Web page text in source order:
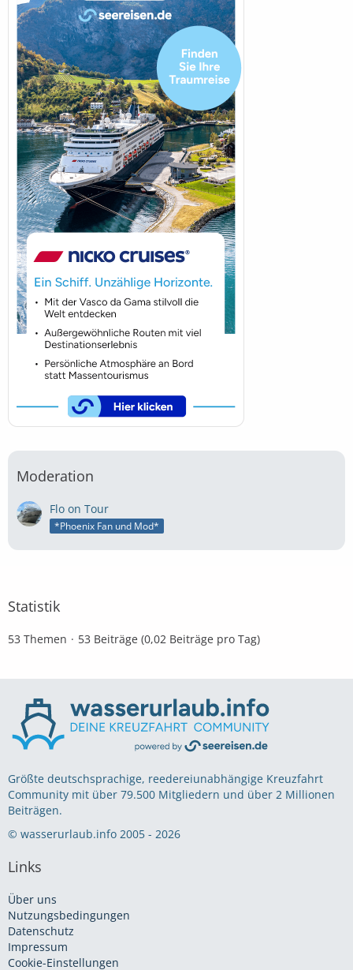
Moderation
Flo on Tour
*Phoenix Fan und Mod*
Statistik
53 Themen 53 Beiträge (0,02 Beiträge pro Tag)
Größte deutschsprachige, reedereiunabhängige Kreuzfahrt
Community mit über 79.500 Mitgliedern und über 2 Millionen
Beiträgen.
© wasserurlaub.info 2005 - 2026
Links
Über uns
Nutzungsbedingungen
Datenschutz
Impressum
Cookie-Einstellungen